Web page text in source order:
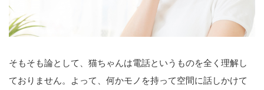
そもそも論として、猫ちゃんは電話というものを全く理解し
ておりません。よって、何かモノを持って空間に話しかけて